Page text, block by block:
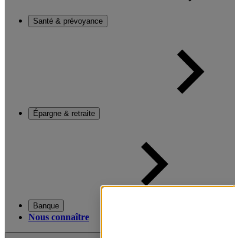
Santé & prévoyance
Épargne & retraite
Banque
Nous connaître